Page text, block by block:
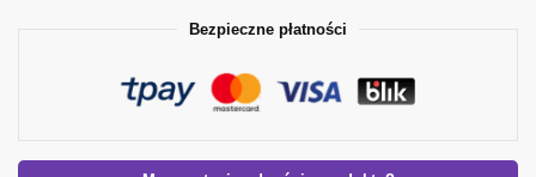
Bezpieczne płatności